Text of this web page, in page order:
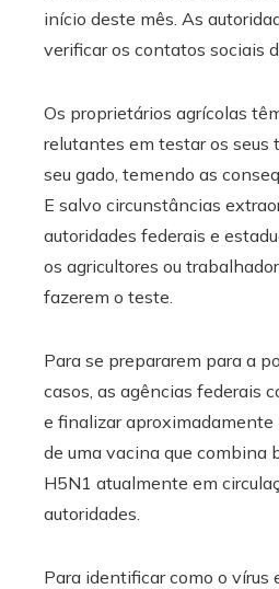
início deste mês. As
verificar os contatos sociais
Os proprietários agrícolas
relutantes em testar os seus
seu gado, temendo as
E salvo circunstâncias
autoridades federais e
os agricultores ou
fazerem o teste.
Para se prepararem para a
casos, as agências federais
e finalizar aproximadamente
de uma vacina que combina
H5N1 atualmente em
autoridades.
Para identificar como o vírus